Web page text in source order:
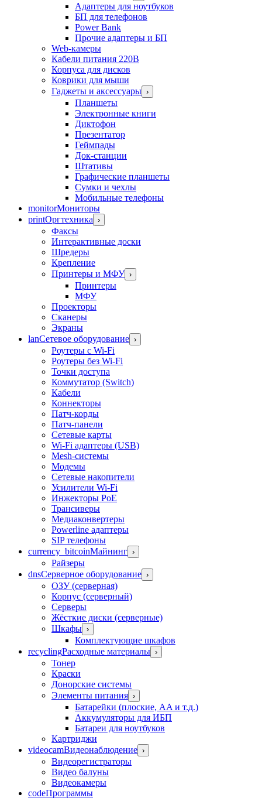
Адаптеры для ноутбуков
БП для телефонов
Power Bank
Прочие адаптеры и БП
Web-камеры
Кабели питания 220В
Корпуса для дисков
Коврики для мыши
Гаджеты и аксессуары ›
Планшеты
Электронные книги
Диктофон
Презентатор
Геймпады
Док-станции
Штативы
Графические планшеты
Сумки и чехлы
Мобильные телефоны
monitorМониторы
printОргтехника ›
Факсы
Интерактивные доски
Шредеры
Крепление
Принтеры и МФУ ›
Принтеры
МФУ
Проекторы
Сканеры
Экраны
lanСетевое оборудование ›
Роутеры с Wi-Fi
Роутеры без Wi-Fi
Точки доступа
Коммутатор (Switch)
Кабели
Коннекторы
Патч-корды
Патч-панели
Сетевые карты
Wi-Fi адаптеры (USB)
Mesh-системы
Модемы
Сетевые накопители
Усилители Wi-Fi
Инжекторы PoE
Трансиверы
Медиаконвертеры
Powerline адаптеры
SIP телефоны
currency_bitcoinМайнинг ›
Райзеры
dnsСерверное оборудование ›
ОЗУ (серверная)
Корпус (серверный)
Серверы
Жёсткие диски (серверные)
Шкафы ›
Комплектующие шкафов
recyclingРасходные материалы ›
Тонер
Краски
Донорские системы
Элементы питания ›
Батарейки (плоские, AA и т.д.)
Аккумуляторы для ИБП
Батареи для ноутбуков
Картриджи
videocamВидеонаблюдение ›
Видеорегистраторы
Видео балуны
Видеокамеры
codeПрограммы